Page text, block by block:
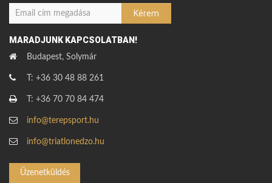
MARADJUNK KAPCSOLATBAN!
Budapest, Solymár
T: +36 30 48 88 261
T: +36 70 70 84 474
info@terepsport.hu
info@triatlonedzo.hu
Üzenetküldés